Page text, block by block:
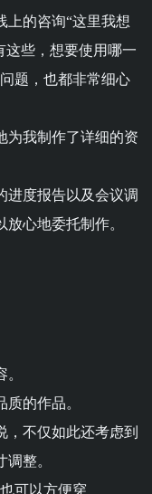
上的咨询“这里我想
这些，想要使用哪一
题，也都非常细心
为我制作了详细的资
进度报告以及会议调
心地委托制作。
的作品。
，不仅如此还考虑到
整。
可以方便穿